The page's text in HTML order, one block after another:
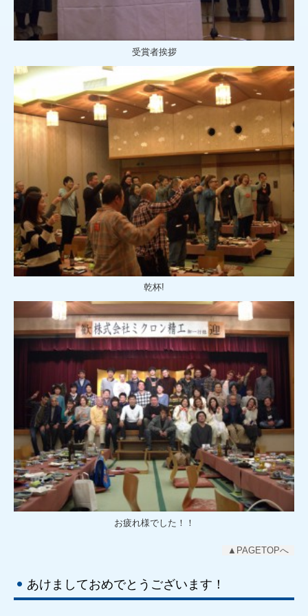
受賞者挨拶
乾杯!
お疲れ様でした！！
▲PAGETOPへ
あけましておめでとうございます！